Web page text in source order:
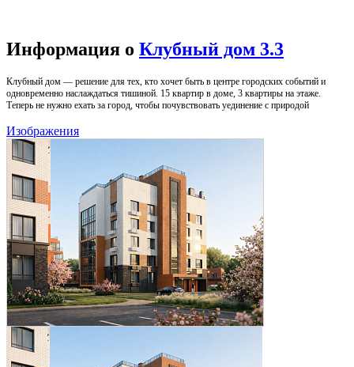
Информация о Клубный дом 3.3
Клубный дом — решение для тех, кто хочет быть в центре городских событий и
одновременно наслаждаться тишиной. 15 квартир в доме, 3 квартиры на этаже.
Теперь не нужно ехать за город, чтобы почувствовать уединение с природой
Изображения